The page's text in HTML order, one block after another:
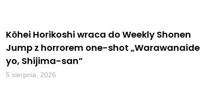
Kōhei Horikoshi wraca do Weekly Shonen
Jump z horrorem one-shot „Warawanaide
yo, Shijima-san”
5 sierpnia, 2026